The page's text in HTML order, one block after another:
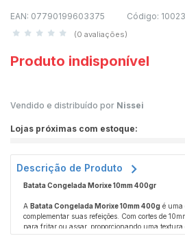
EAN: 07790199603375 Código:
(0 avaliações)
Produto indisponível
Vendido e distribuído por Nissei
Lojas próximas com estoque:
Descrição de Produto
Batata Congelada Morixe 10mm 400gr
A Batata Congelada Morixe 10mm 400g é uma
complementar suas refeições. Com cortes de
para fritar ou assar, proporcionando uma textura